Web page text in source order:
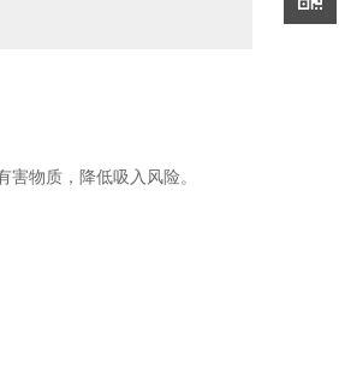
物质，降低吸入风险。